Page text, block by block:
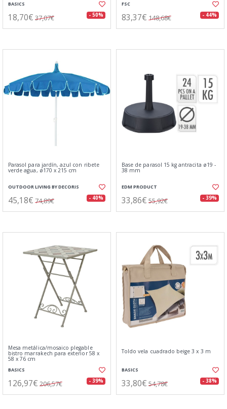
BASICS
18,70€ 37,07€ - 50%
FSC
83,37€ 148,68€ - 44%
Parasol para jardín, azul con ribete
verde agua, ø170 x 215 cm
OUTDOOR LIVING BY DECORIS
45,18€ 74,89€ - 40%
Base de parasol 15 kg antracita ø19 -
38 mm
EDM PRODUCT
33,86€ 55,92€ - 39%
Mesa metálica/mosaico plegable
bistro marrakech para exterior 58 x
58 x 76 cm
BASICS
126,97€ 206,57€ - 39%
Toldo vela cuadrado beige 3 x 3 m
BASICS
33,80€ 54,78€ - 38%